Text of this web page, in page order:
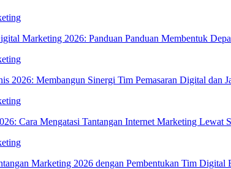
Marketing 2026: Panduan Panduan Membentuk
2026: Membangun Sinergi Tim Pemasaran Digital dan
Cara Mengatasi Tantangan Internet Marketing Lewat
Marketing 2026 dengan Pembentukan Tim Digital